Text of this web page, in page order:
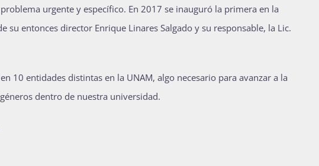
urgente y específico. En 2017 se inauguró la primera en la
su entonces director Enrique Linares Salgado y su responsable, la Lic.
10 entidades distintas en la UNAM, algo necesario para avanzar a la
dentro de nuestra universidad.